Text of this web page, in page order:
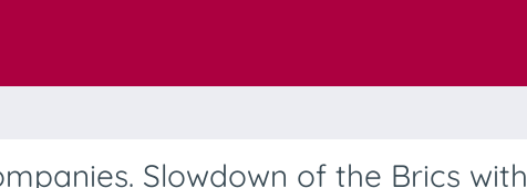
Slowdown of the Brics with